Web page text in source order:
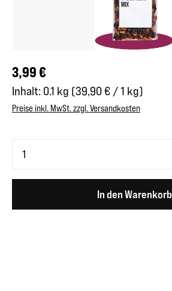
Regulärer Preis:
3,99 €
Inhalt: 0.1 kg (39,90 € / 1 kg)
Preise inkl. MwSt. zzgl. Versandkosten
In den Warenkorb